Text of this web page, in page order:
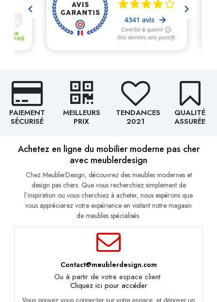
PAIEMENT
SÉCURISÉ
MEILLEURS
PRIX
TENDANCES
2021
QUALITÉ
ASSURÉE
Achetez en ligne du mobilier moderne pas cher
avec meublerdesign
Chez MeublerDesign, découvrez des meubles modernes et
design pas chers. Que vous recherchiez simplement de
l’inspiration ou vous cherchiez à acheter, nous espérons que
vous apprécierez votre expérience en visitant notre magasin
de meubles spécialisés.
Contact@meublerdesign.com
Ou à partir de votre espace client
Cliquez ici pour accéder
Vous pouvez vous connecter sur votre espace, et déposer un